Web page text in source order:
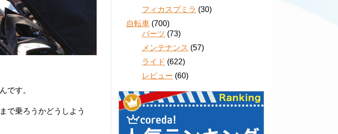
です。
で乗ろうかどうしよう
フィカスプミラ (30)
自転車 (700)
パーツ (73)
メンテナンス (57)
ライド (622)
レビュー (60)